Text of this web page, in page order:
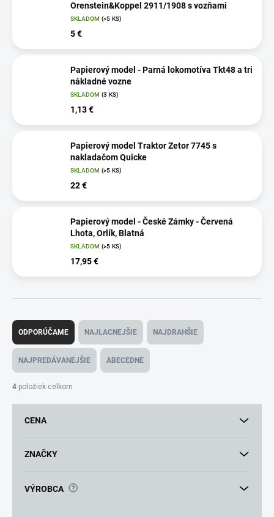
Orenstein&Koppel 2911/1908 s vozňami
SKLADOM (>5 KS)
5 €
Papierový model - Parná lokomotíva Tkt48 a tri
nákladné vozne
SKLADOM (3 KS)
1,13 €
Papierový model Traktor Zetor 7745 s
nakladačom Quicke
SKLADOM (>5 KS)
22 €
Papierový model - České Zámky - Červená
Lhota, Orlík, Blatná
SKLADOM (>5 KS)
17,95 €
R
d
n
i
ODPORÚČAME NAJLACNEJŠIE NAJDRAHŠIE
NAJPREDÁVANEJŠIE ABECEDNE
4 položiek celkom
CENA
ZNAČKY
VÝROBCA ?